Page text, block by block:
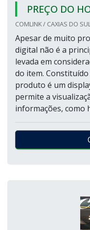
PREÇO DO
COMLINK / CAXIAS DO
Apesar de muito
digital não é a
levada em
do item.
produto é um
permite a
informações, como